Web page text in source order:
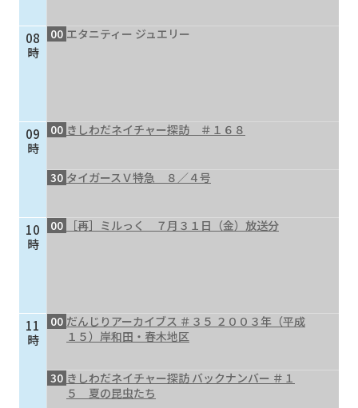
個人情報保護に関する基
本方針
サイトマップ
08
時
09
時
10
時
11
時
00 エタニティー ジュエリー
00 きしわだネイチャー探訪 ＃１６８
30 タイガースＶ特急 ８／４号
00 ［再］ミルっく ７月３１日（金）放送分
00 だんじりアーカイブス ＃３５ ２００３年（平成
１５）岸和田・春木地区
30 きしわだネイチャー探訪 バックナンバー ＃１
５ 夏の昆虫たち